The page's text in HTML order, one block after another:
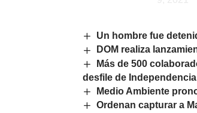
Un hombre fue
DOM realiza
Más de 500
desfile de Independencia
Medio Ambiente
Ordenan capturar a